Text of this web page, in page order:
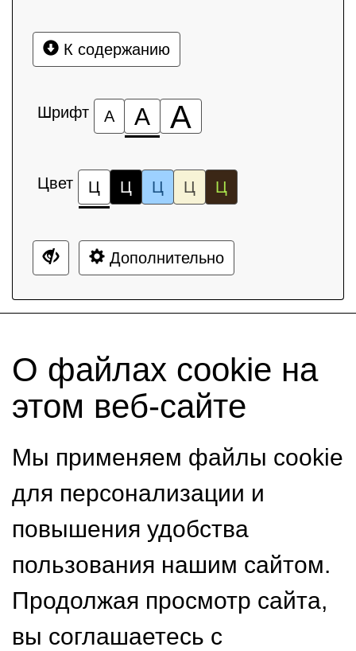
К содержанию
Шрифт А А А
Цвет Ц Ц Ц Ц Ц
Дополнительно
О файлах cookie на
этом веб-сайте
Мы применяем файлы cookie
для персонализации и
повышения удобства
пользования нашим сайтом.
Продолжая просмотр сайта,
вы соглашаетесь с